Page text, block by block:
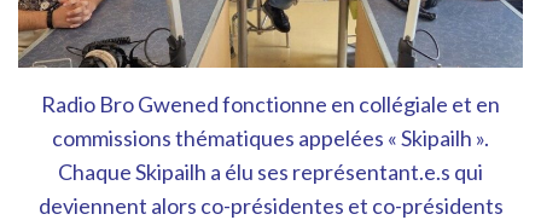
Radio Bro Gwened fonctionne en collégiale et en
commissions thématiques appelées « Skipailh ».
Chaque Skipailh a élu ses représentant.e.s qui
deviennent alors co-présidentes et co-présidents